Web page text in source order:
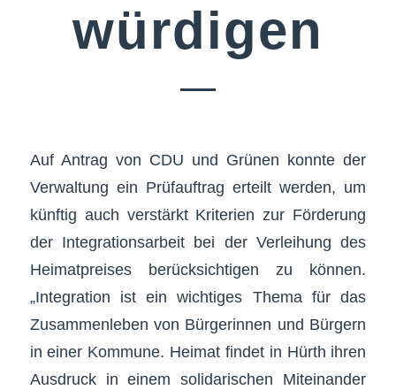
würdigen
Auf Antrag von CDU und Grünen konnte der
Verwaltung ein Prüfauftrag erteilt werden, um
künftig auch verstärkt Kriterien zur Förderung
der Integrationsarbeit bei der Verleihung des
Heimatpreises berücksichtigen zu können.
„Integration ist ein wichtiges Thema für das
Zusammenleben von Bürgerinnen und Bürgern
in einer Kommune. Heimat findet in Hürth ihren
Ausdruck in einem solidarischen Miteinander